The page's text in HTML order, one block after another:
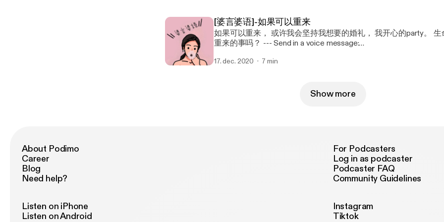
[婆言婆语]-如果可以重来
如果可以重来， 或许我会坚持我想要的婚礼， 我开心的party。 生命里有什么你想
重来的事吗？ --- Send in a voice message:
17. dec. 2020 7 min
Show more
About Podimo
Career
Blog
Need help?
For Podcasters
Log in as podcaster
Podcaster FAQ
Community Guidelines
Listen on iPhone
Listen on Android
Instagram
Tiktok